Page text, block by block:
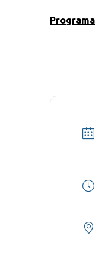
Programa